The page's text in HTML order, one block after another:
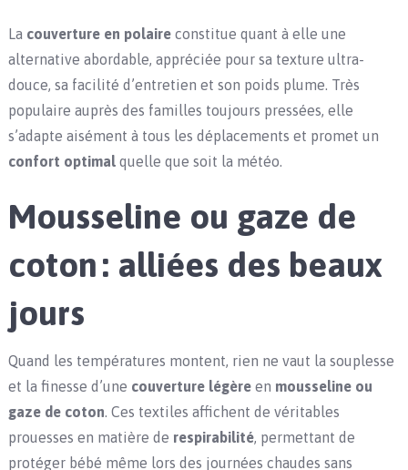
La couverture en polaireconstitue quant à elle une
alternative abordable, appréciée pour sa texture ultra-
douce, sa facilité d’entretien et son poids plume. Très
populaire auprès des familles toujours pressées, elle
s’adapte aisément à tous les déplacements et promet un
confort optimalquelle que soit la météo.
Mousseline ou gaze de
coton : alliées des beaux
jours
Quand les températures montent, rien ne vaut la souplesse
et la finesse d’une couverture légèreen mousseline ou
gaze de coton. Ces textiles affichent de véritables
prouesses en matière de respirabilité, permettant de
protéger bébé même lors des journées chaudes sans